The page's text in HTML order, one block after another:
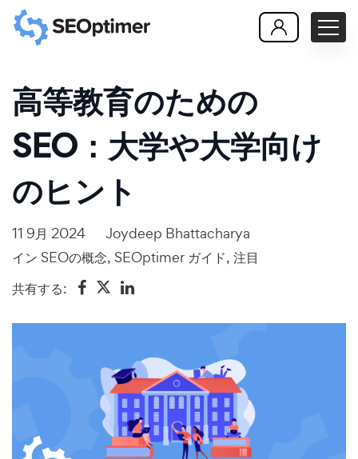
高等教育のための
SEO：大学や大学向け
のヒント
11 9月 2024
Joydeep Bhattacharya
イン SEOの概念, SEOptimer ガイド, 注目
共有する: